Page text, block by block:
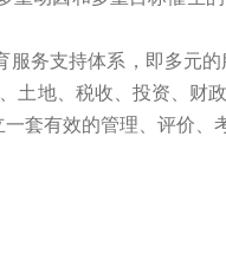
服务支持体系，即多元
土地、税收、投资、财
套有效的管理、评价、